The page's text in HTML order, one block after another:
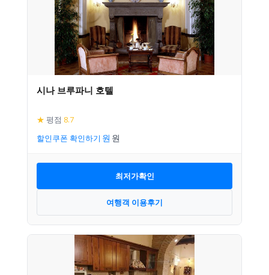
시나 브루파니 호텔
★ 평점 8.7
할인쿠폰 확인하기
최저가확인
여행객 이용후기